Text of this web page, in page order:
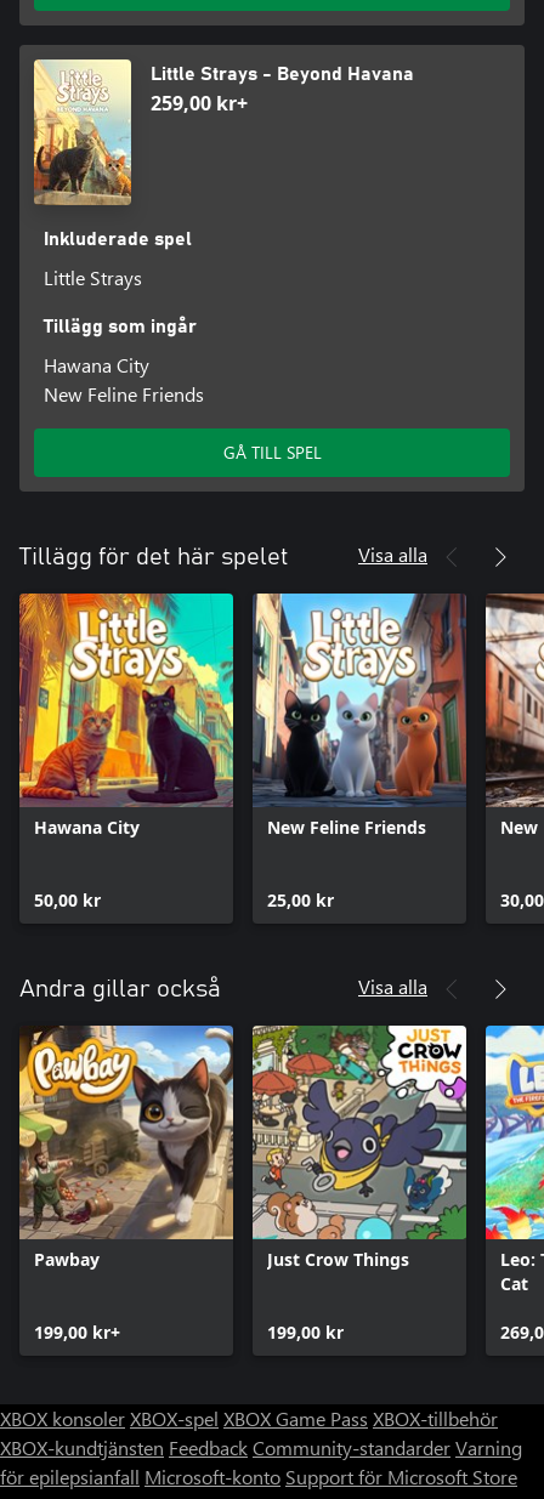
Little Strays - Beyond Havana
259,00 kr+
Inkluderade spel
Little Strays
Tillägg som ingår
Hawana City
New Feline Friends
GÅ TILL SPEL
Tillägg för det här spelet Visa alla
Hawana City
50,00 kr
New Feline Friends
25,00 kr
New
Andra gillar också Visa alla
Pawbay
199,00 kr+
Just Crow Things
199,00 kr
Leo:
Cat
XBOX konsolerXBOX-spel XBOX Game Pass XBOX-tillbehör
XBOX-kundtjänsten FeedbackCommunity-standarderVarning
för epilepsianfall Microsoft-konto Support för Microsoft Store